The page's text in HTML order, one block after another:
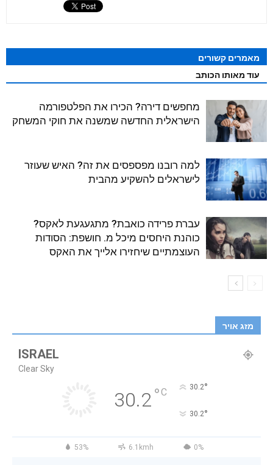
מאמרים קשורים
עוד מאותו הכותב
מחפשים דירה? הכירו את הפלטפורמה
הישראלית החדשה שמשנה את חוקי המשחק
למה רובנו מפספסים את זה? האיש שעוזר
לישראלים להשקיע מהבית
עברת פרידה כואבת? מתגעגעת לאקס?
כוהנת היחסים מיכל מ. חושפת: הסודות
העוצמתיים שיחזירו אלייך את האקס
מזג אויר
ISRAEL
Clear Sky
30.2°C 30.2°
30.2°
53% 6.1kmh 0%